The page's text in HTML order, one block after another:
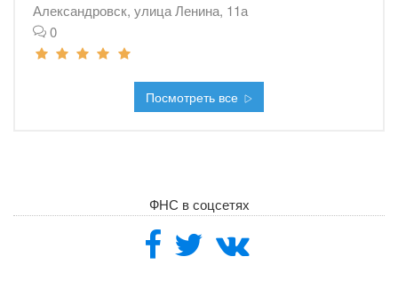
Александровск, улица Ленина, 11а
0
Посмотреть все
ФНС в соцсетях